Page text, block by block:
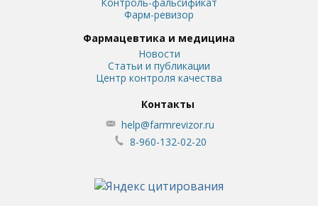
Фарм-ревизор
Фармацевтика и медицина
Новости
Статьи и публикации
Центр контроля качества
Контакты
help@farmrevizor.ru
8-960-132-02-20